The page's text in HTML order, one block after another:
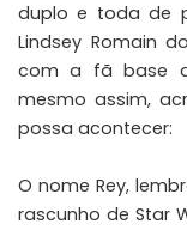
duplo e toda de
Lindsey Romain do
com a fã base
mesmo assim,
possa acontecer:
O nome Rey,
rascunho de Star